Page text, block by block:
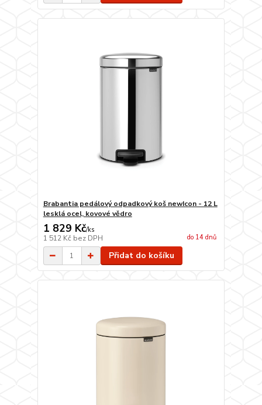
Brabantia pedálový odpadkový koš newIcon - 12 L
lesklá ocel, kovové vědro
1 829 Kč/ks
1 512 Kč bez DPH do 14 dnů
Přidat do košíku